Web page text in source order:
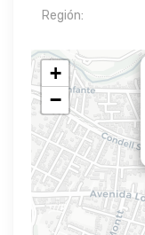
Región:
+
−